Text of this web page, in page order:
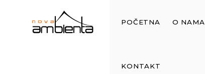
POČETNA O NAMA
KONTAKT